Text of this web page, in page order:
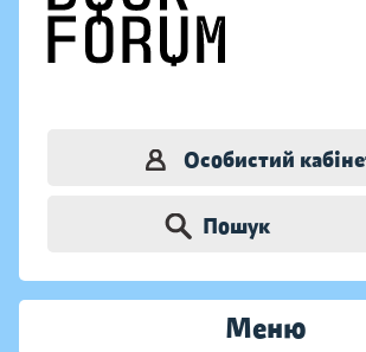
Особистий
Пошук
Меню